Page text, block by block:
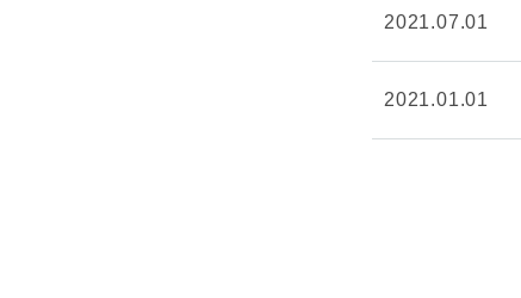
2021.07.01
2021.01.01